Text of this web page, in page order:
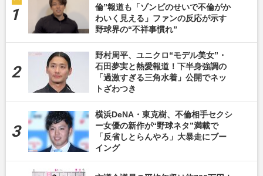
倫”報道も「ゾンビのせいで不倫がか
わいく見える」ファンの反応が示す
野球界の“不祥事慣れ”
野村周平、ユニクロ“モデル美女”・
石田夢実と熱愛報道！下半身強調の
「過激すぎる三角水着」公開でネッ
トざわつき
横浜DeNA・東克樹、不倫相手セクシ
ー女優の新作が“野球ネタ”満載で
「反省しとらんやろ」大暴走にブー
イング